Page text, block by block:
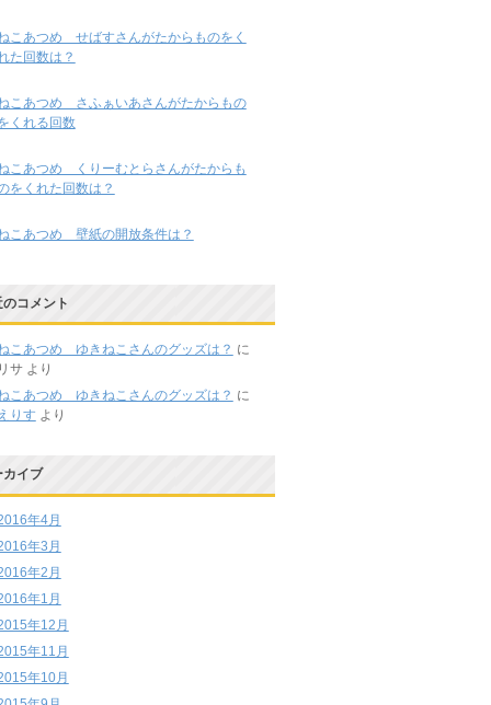
こあつめ せばすさんがたからものをく
た回数は？
こあつめ さふぁいあさんがたからもの
くれる回数
こあつめ くりーむとらさんがたからも
をくれた回数は？
こあつめ 壁紙の開放条件は？
のコメント
こあつめ ゆきねこさんのグッズは？ に
サより
こあつめ ゆきねこさんのグッズは？ に
りす より
カイブ
年4月
年3月
年2月
年1月
年12月
年11月
年10月